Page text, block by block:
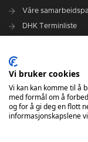
Våre
DHK Terminliste
DHK på Instagram
DHK på TikTok
Vi bruker cookies
Vi kan kan komme til å
med formål om å
og for å gi deg en flott
informasjonskapslene